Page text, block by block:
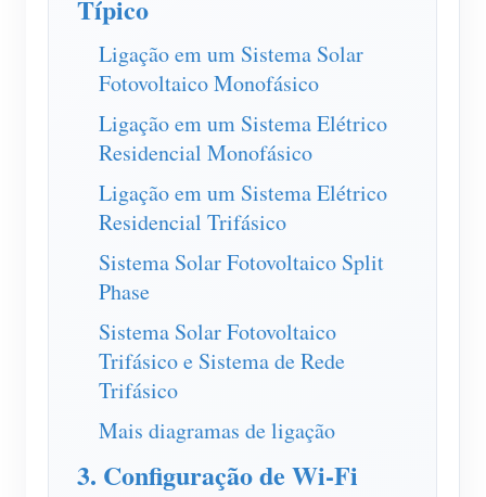
Carregador EV
IAMMETER Simulator
Medidor virtual
Sistema de previsão e simulação de energia
Monitor de energia do sistema solar fotovoltaico
Monitor de consumo de eletricidade
Sistema de controle de aquecedor FV
Automação residencial
Monitoramento de energia da fábrica
Loja
Recursos
Documento
Vídeo tutorial
FAQ
Notícias
Programa de contribuidores
Centro de contribuidores
Atividades IAMMETER
Fórum
Soluções
Contato
Típico
Ligação em um Sistema Solar
Fotovoltaico Monofásico
Ligação em um Sistema Elétrico
Residencial Monofásico
Ligação em um Sistema Elétrico
Residencial Trifásico
Sistema Solar Fotovoltaico Split
Phase
Sistema Solar Fotovoltaico
Trifásico e Sistema de Rede
Trifásico
Mais diagramas de ligação
3. Configuração de Wi-Fi